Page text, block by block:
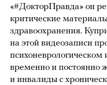
«#ДокторПравда» он
критические
здравоохранения.
на этой видеозаписи
психоневрологическом
временно и постоянно
и инвалиды с